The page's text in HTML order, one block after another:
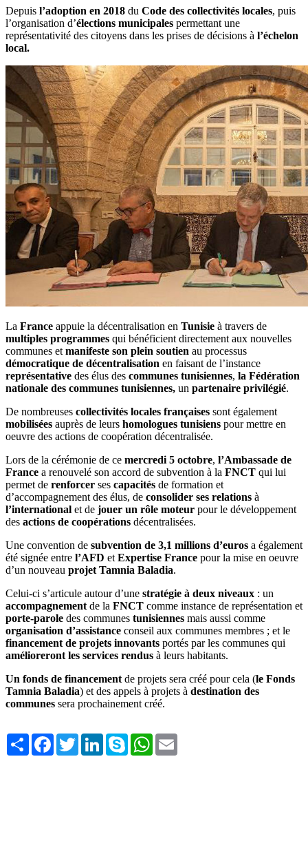
Depuis l’adoption en 2018 du Code des collectivités locales, puis
l’organisation d’élections municipales permettant une
représentativité des citoyens dans les prises de décisions à l’échelon
local.
La France appuie la décentralisation en Tunisie à travers de
multiples programmes qui bénéficient directement aux nouvelles
communes et manifeste son plein soutien au processus
démocratique de décentralisation en faisant de l’instance
représentative des élus des communes tunisiennes, la Fédération
nationale des communes tunisiennes, un partenaire privilégié.
De nombreuses collectivités locales françaises sont également
mobilisées auprès de leurs homologues tunisiens pour mettre en
oeuvre des actions de coopération décentralisée.
Lors de la cérémonie de ce mercredi 5 octobre, l’Ambassade de
France a renouvelé son accord de subvention à la FNCT qui lui
permet de renforcer ses capacités de formation et
d’accompagnement des élus, de consolider ses relations à
l’international et de jouer un rôle moteur pour le développement
des actions de coopérations décentralisées.
Une convention de subvention de 3,1 millions d’euros a également
été signée entre l’AFD et Expertise France pour la mise en oeuvre
d’un nouveau projet Tamnia Baladia.
Celui-ci s’articule autour d’une stratégie à deux niveaux : un
accompagnement de la FNCT comme instance de représentation et
porte-parole des communes tunisiennes mais aussi comme
organisation d’assistance conseil aux communes membres ; et le
financement de projets innovants portés par les communes qui
amélioreront les services rendus à leurs habitants.
Un fonds de financement de projets sera créé pour cela (le Fonds
Tamnia Baladia) et des appels à projets à destination des
communes sera prochainement créé.
Share FacebookTwitterLinkedInSkype WhatsApp